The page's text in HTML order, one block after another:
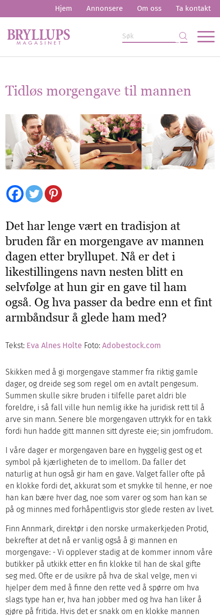
Hjem Annonsere Om oss Ta kontakt
Tidløs morgengave til mannen
Det har lenge vært en tradisjon at
bruden får en morgengave av mannen
dagen etter bryllupet. Nå er det i
likestillingens navn nesten blitt en
selvfølge at hun gir en gave til ham
også. Og hva passer da bedre enn et fint
armbåndsur å glede ham med?
Tekst: Eva Alnes Holte Foto:Adobestock.com
Skikken med å gi morgengave stammer fra riktig gamle
dager, og dreide seg som regel om en avtalt pengesum.
Summen skulle sikre bruden i tilfelle paret aldri ble
foreldre, i så fall ville hun nemlig ikke ha juridisk rett til å
arve sin mann. Senere ble morgengaven uttrykk for en takk
fordi hun hadde gitt mannen sitt dyreste eie; sin jomfrudom.
I våre dager er morgengaven bare en hyggelig gest og et
symbol på kjærligheten de to imellom. Da faller det
naturlig at hun også gir ham en gave. Valget faller ofte på
en klokke fordi det, akkurat som et smykke til henne, er noe
han kan bære hver dag, noe som varer og som han kan se
på og minnes med forhåpentligvis stor glede resten av livet.
Finn Annmark, direktør i den norske urmakerkjeden Protid,
bekrefter at det nå er vanlig også å gi mannen en
morgengave: - Vi opplever stadig at de kommer innom våre
butikker på utkikk etter en fin klokke til han de skal gifte
seg med. Ofte er de usikre på hva de skal velge, men vi
hjelper dem med å finne den rette ved å spørre om hva
slags type han er, hva han jobber med og hva han liker å
gjøre på fritida. Hvis det er snakk om en klokke mannen